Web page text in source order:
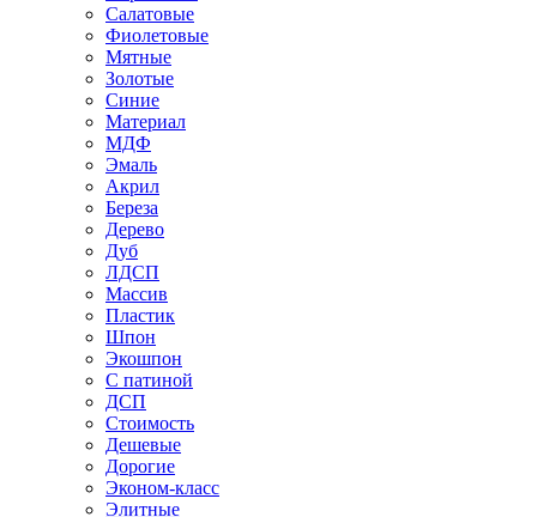
Салатовые
Фиолетовые
Мятные
Золотые
Синие
Материал
МДФ
Эмаль
Акрил
Береза
Дерево
Дуб
ЛДСП
Массив
Пластик
Шпон
Экошпон
С патиной
ДСП
Стоимость
Дешевые
Дорогие
Эконом-класс
Элитные